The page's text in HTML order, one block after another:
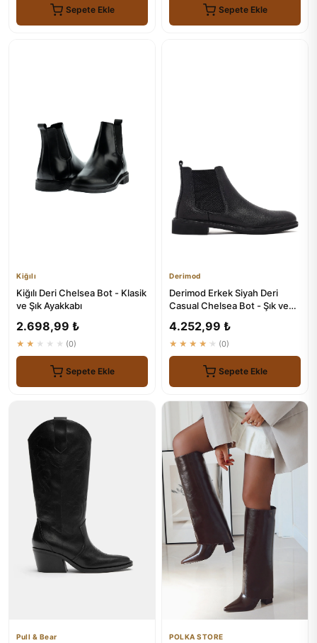
Sepete Ekle Sepete Ekle
Kiğılı
Kiğılı Deri Chelsea Bot - Klasik
ve Şık Ayakkabı
2.698,99 ₺
★★★★★ (0)
Sepete Ekle
Derimod
Derimod Erkek Siyah Deri
Casual Chelsea Bot - Şık ve
4.252,99 ₺
★★★★★ (0)
Sepete Ekle
Pull & Bear POLKA STORE